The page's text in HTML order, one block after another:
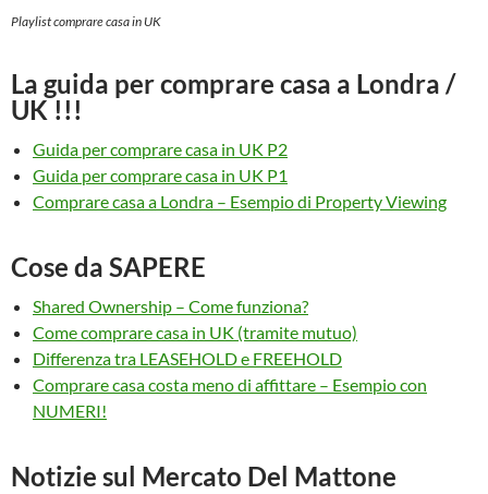
Playlist comprare casa in UK
La guida per comprare casa a Londra /
UK !!!
Guida per comprare casa in UK P2
Guida per comprare casa in UK P1
Comprare casa a Londra – Esempio di Property Viewing
Cose da SAPERE
Shared Ownership – Come funziona?
Come comprare casa in UK (tramite mutuo)
Differenza tra LEASEHOLD e FREEHOLD
Comprare casa costa meno di affittare – Esempio con
NUMERI!
Notizie sul Mercato Del Mattone